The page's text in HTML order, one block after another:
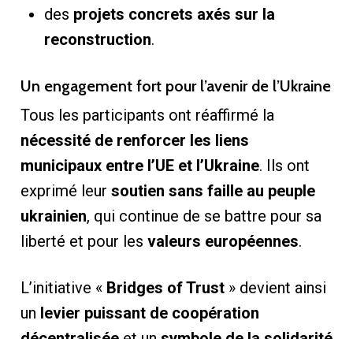
des projets concrets axés sur la
reconstruction.
Un engagement fort pour l’avenir de l’Ukraine
Tous les participants ont réaffirmé la
nécessité de renforcer les liens
municipaux entre l’UE et l’Ukraine. Ils ont
exprimé leur soutien sans faille au peuple
ukrainien, qui continue de se battre pour sa
liberté et pour les valeurs européennes.
L’initiative « Bridges of Trust» devient ainsi
un levier puissant de coopération